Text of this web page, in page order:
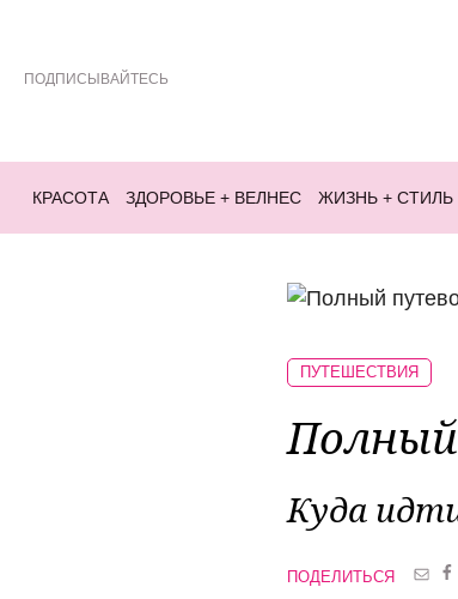
ПОДПИСЫВАЙТЕСЬ
КРАСОТА ЗДОРОВЬЕ + ВЕЛНЕС ЖИЗНЬ + СТИЛЬ
Куда
ПУТЕШЕСТВИЯ
ПОДЕЛИТЬСЯ